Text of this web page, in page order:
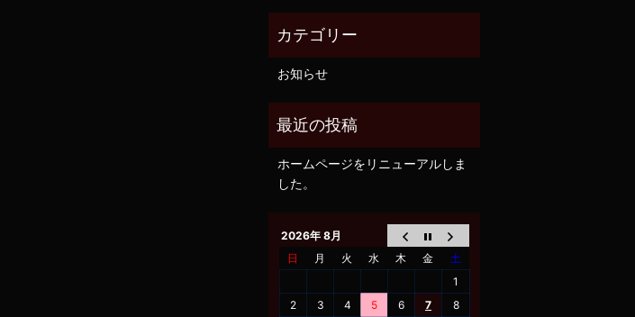
お知らせ
ホームページをリニューアルしま
した。
2026年 8月
日
月 火 水 木 金
土
1
2
3 4 5 6 7
8